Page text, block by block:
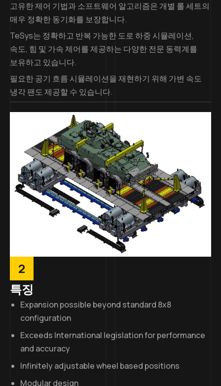
고유한 제어 기법과 소프트웨어 알고리즘은 개별 롤 세트의
매우 정확한 동기화를 보장합니다.
TeSys는 정확하고 반복 가능한 도로 하중 시뮬레이션,
속도, 힘 및 가속 제어를 제공하는 다양한 전문 동력계를
보유하고 있습니다.
필요한 공기 흐름 시뮬레이션을 재현하기 위해 가변 속도
냉각 팬도 제공할 수 있습니다.
2
특징
Expansion possible beyond standard 8x8
configuration
Exceeds International legislation for performance
and accuracy
Infinitely adjustable wheel based positions
Modular design